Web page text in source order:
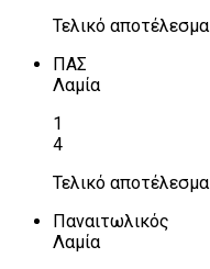
Τελικό αποτέλεσμα
ΠΑΣ
Λαμία
1
4
Τελικό αποτέλεσμα
Παναιτωλικός
Λαμία